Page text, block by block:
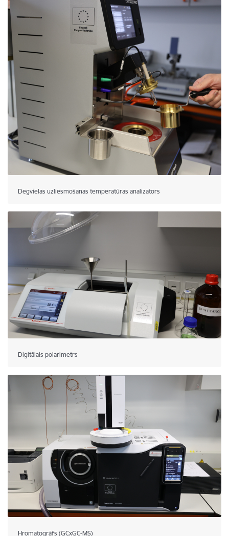
Degvielas uzliesmošanas temperatūras analizators
Digitālais polarimetrs
Hromatogrāfs (GCxGC-MS)